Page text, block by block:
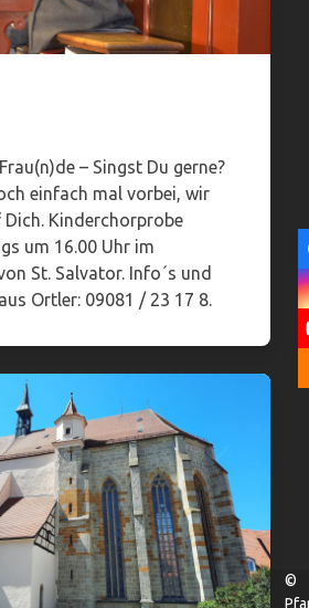
– Singst Du gerne?
einfach mal vorbei, wir
Dich. Kinderchorprobe
um 16.00 Uhr im
St. Salvator. Info´s und
Ortler: 09081 / 23 17 8.
©